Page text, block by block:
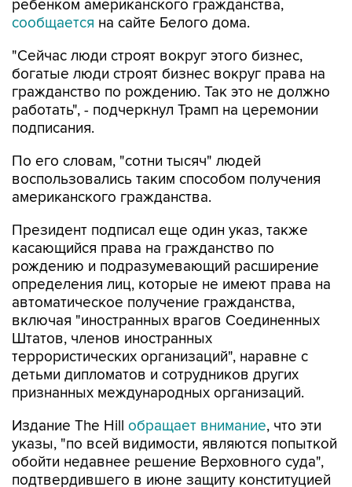
"Сейчас люди строят вокруг этого бизнес,
гражданство по рождению. Так это не должно
работать", - подчеркнул Трамп на церемонии
подписания.
По его словам, "сотни тысяч" людей
американского гражданства.
Президент подписал еще один указ, также
рождению и подразумевающий расширение
определения лиц, которые не имеют права на
автоматическое получение гражданства,
включая "иностранных врагов Соединенных
Штатов, членов иностранных
террористических организаций", наравне с
детьми дипломатов и сотрудников других
признанных международных организаций.
Издание The Hillобращает внимание, что эти
обойти недавнее решение Верховного суда",
подтвердившего в июне защиту конституцией
права на гражданство по рождению и
заблокировавшего ограничивающий